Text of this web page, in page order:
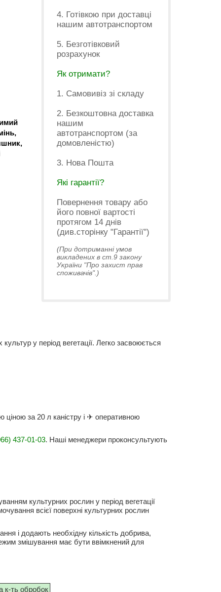
4. Готівкою при доставці
нашим автотранспортом
5. Безготівковий
розрахунок
Як отримати?
1. Самовивіз зі складу
2. Безкоштовна доставка
нашим
автотранспортом (за
домовленістю)
3. Нова Пошта
Які гарантії?
Повернення товару або
його повної вартості
протягом 14 днів
(див.сторінку "Гарантії")
(При дотриманні умов
викладених в ст.9 закону
України "Про захист прав
споживачів".)
у період вегетації. Легко засвоюється
ціною за 20 л каністру і ✈ оперативною
437-01-03. Наші менеджери проконсультують
культурних рослин у період вегетації
всієї поверхні культурних рослин
і додають необхідну кількість добрива,
змішування має бути ввімкнений для
к-ть обробок